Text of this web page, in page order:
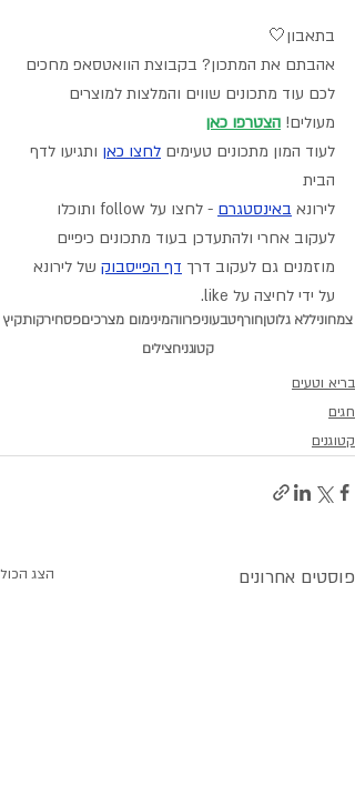
בתאבון🤍
אהבתם את המתכון? בקבוצת הוואטסאפ מחכים
לכם עוד מתכונים שווים והמלצות למוצרים
מעולים! הצטרפו כאן
לעוד המון מתכונים טעימים לחצו כאן ותגיעו לדף
הבית
לירונא באינסטגרם
- לחצו על follow ותוכלו
לעקוב אחרי ולהתעדכן בעוד מתכונים כיפיים
מוזמנים גם לעקוב דרך דף הפייסבוק של לירונא
על ידי לחיצה על like.
צמחוניללא גלוטןחורףטבעוניפרווהמינימום מצרכיםפסחירקותקיץ
קטוגניחצילים
בריא וטעים
חגים
קטוגנים
פוסטים אחרונים הצג הכול